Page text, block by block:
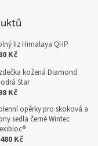
liz Himalaya QHP
Kč
kožená Diamond
Star
Kč
opěrky pro skoková a
sedla černé Wintec
Kč